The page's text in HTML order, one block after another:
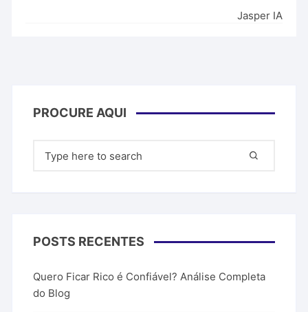
Jasper IA
PROCURE AQUI
por:
POSTS RECENTES
Quero Ficar Rico é Confiável? Análise Completa
do Blog